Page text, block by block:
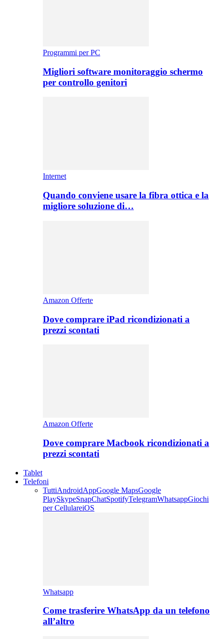
Programmi per PC
Migliori software monitoraggio schermo
per controllo genitori
Internet
Quando conviene usare la fibra ottica e la
migliore soluzione di…
Amazon Offerte
Dove comprare iPad ricondizionati a
prezzi scontati
Amazon Offerte
Dove comprare Macbook ricondizionati a
prezzi scontati
Tablet
Telefoni
TuttiAndroidAppGoogle MapsGoogle
PlaySkypeSnapChatSpotifyTelegramWhatsappGiochi
per CellulareiOS
Whatsapp
Come trasferire WhatsApp da un telefono
all’altro